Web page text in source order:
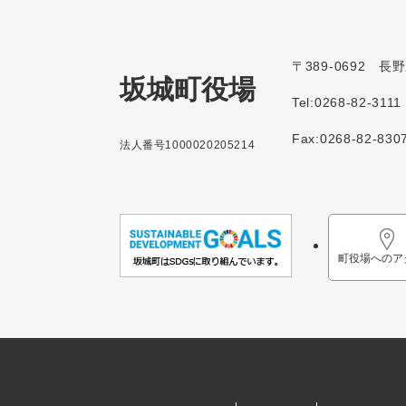
坂城町役場
法人番号1000020205214
〒389-0692 長野
Tel:0268-82-3111
Fax:0268-82-
町役場へのア